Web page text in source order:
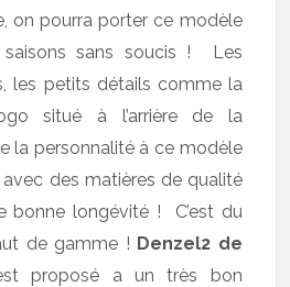
on pourra porter ce modèle
saisons sans soucis ! Les
les petits détails comme la
situé à l’arrière de la
la personnalité à ce modèle
des matières de qualité
bonne longévité ! C’est du
de gamme ! Denzel2 de
proposé a un très bon